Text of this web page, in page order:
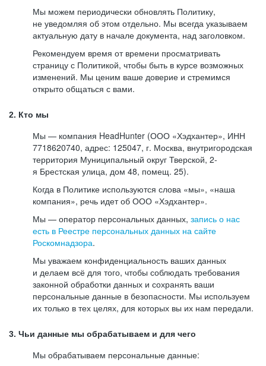
Мы можем периодически обновлять Политику,
не уведомляя об этом отдельно. Мы всегда указываем
актуальную дату в начале документа, над заголовком.
Рекомендуем время от времени просматривать
страницу с Политикой, чтобы быть в курсе возможных
изменений. Мы ценим ваше доверие и стремимся
открыто общаться с вами.
2. Кто мы
Мы — компания HeadHunter (ООО «Хэдхантер», ИНН
7718620740, адрес: 125047, г. Москва, внутригородская
территория Муниципальный округ Тверской, 2-
я Брестская улица, дом 48, помещ. 25).
Когда в Политике используются слова «мы», «наша
компания», речь идет об ООО «Хэдхантер».
Мы — оператор персональных данных, запись о нас
есть в Реестре персональных данных на сайте
Роскомнадзора.
Мы уважаем конфиденциальность ваших данных
и делаем всё для того, чтобы соблюдать требования
законной обработки данных и сохранять ваши
персональные данные в безопасности. Мы используем
их только в тех целях, для которых вы их нам передали.
3. Чьи данные мы обрабатываем и для чего
Мы обрабатываем персональные данные: